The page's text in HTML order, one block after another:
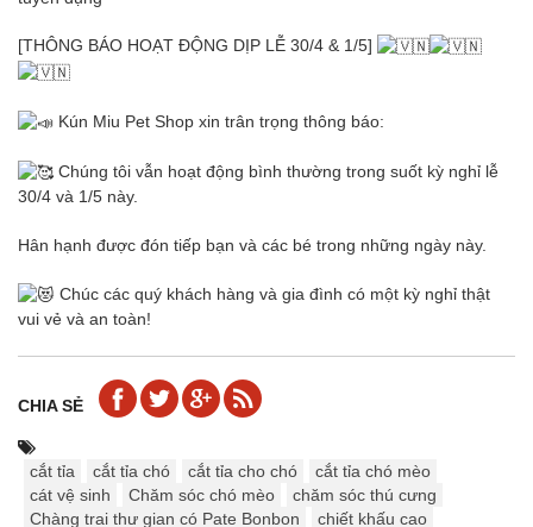
[THÔNG BÁO HOẠT ĐỘNG DỊP LỄ 30/4 & 1/5]
Kún Miu Pet Shop xin trân trọng thông báo:
Chúng tôi vẫn hoạt động bình thường trong suốt kỳ nghỉ lễ
30/4 và 1/5 này.
Hân hạnh được đón tiếp bạn và các bé trong những ngày này.
Chúc các quý khách hàng và gia đình có một kỳ nghỉ thật
vui vẻ và an toàn!
CHIA SẺ
cắt tỉa cắt tỉa chó cắt tỉa cho chó
cắt tỉa chó mèo
cát vệ sinh
Chăm sóc chó mèo
chăm sóc thú cưng
Chàng trai thư gian có Pate Bonbon
chiết khấu cao